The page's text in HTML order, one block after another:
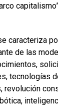
caracteriza
de las
tecnologías
revolución